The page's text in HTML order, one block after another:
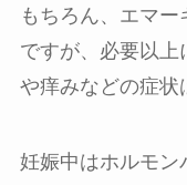
もちろん、エマ
ですが、必要以上
や痒みなどの症状
妊娠中はホルモン